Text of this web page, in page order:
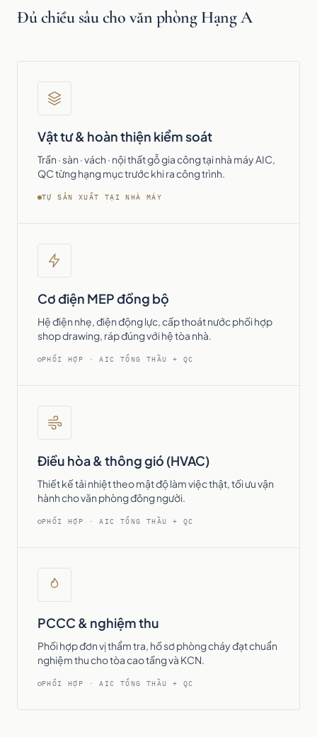
Đủ chiều sâu cho văn phòng Hạng A
Vật tư & hoàn thiện kiểm soát
Trần · sàn · vách · nội thất gỗ gia công tại nhà máy AIC,
QC từng hạng mục trước khi ra công trình.
TỰ SẢN XUẤT TẠI NHÀ MÁY
Cơ điện MEP đồng bộ
Hệ điện nhẹ, điện động lực, cấp thoát nước phối hợp
shop drawing, ráp đúng với hệ tòa nhà.
PHỐI HỢP · AIC TỔNG THẦU + QC
Điều hòa & thông gió (HVAC)
Thiết kế tải nhiệt theo mật độ làm việc thật, tối ưu vận
hành cho văn phòng đông người.
PHỐI HỢP · AIC TỔNG THẦU + QC
PCCC & nghiệm thu
Phối hợp đơn vị thẩm tra, hồ sơ phòng cháy đạt chuẩn
nghiệm thu cho tòa cao tầng và KCN.
PHỐI HỢP · AIC TỔNG THẦU + QC